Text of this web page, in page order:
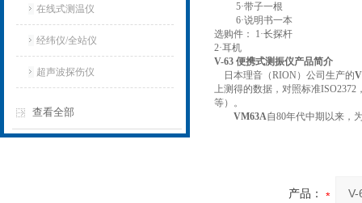
在线式测温仪
经纬仪/全站仪
超声波探伤仪
查看全部
5·带子一根
6·说明书一本
选购件： 1·长探杆
2·耳机
V-63 便携式测振仪产品简介
日本理音（RION）公司生产的
上测得的数据，对照标准
等）。
VM63A自80年代中期以来，
产品：